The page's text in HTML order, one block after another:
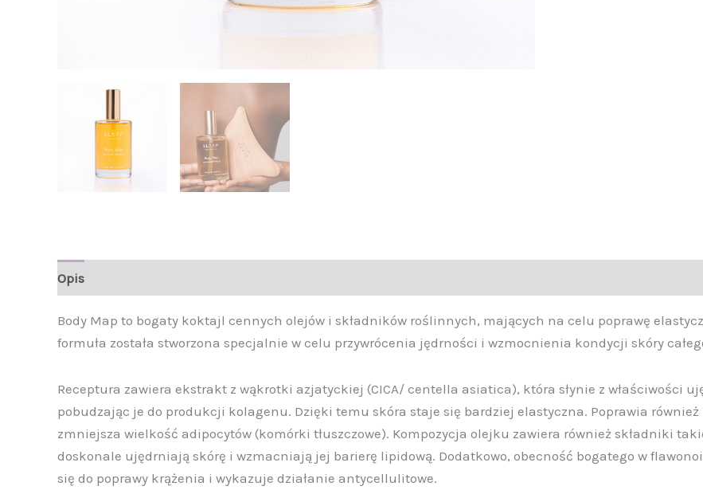
Opis
Body Map to bogaty koktajl cennych olejów i składników roślinnych, mających na celu poprawę
formuła została stworzona specjalnie w celu przywrócenia jędrności i wzmocnienia kondycji skóry
Receptura zawiera ekstrakt z wąkrotki azjatyckiej (CICA/ centella asiatica), która słynie z właściwości
pobudzając je do produkcji kolagenu. Dzięki temu skóra staje się bardziej elastyczna. Poprawia
zmniejsza wielkość adipocytów (komórki tłuszczowe). Kompozycja olejku zawiera również składniki
doskonale ujędrniają skórę i wzmacniają jej barierę lipidową. Dodatkowo, obecność bogatego w
się do poprawy krążenia i wykazuje działanie antycellulitowe.